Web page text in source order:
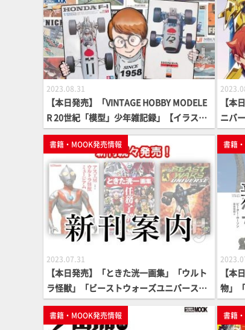
2023.08.31
【本日発売】「VINTAGE HOBBY MODELE
R 20世紀「模型」少年雑記録」【イラスト
コラム】
【本
ニバ
書籍・MOOK発売情報
2023.07.31
【本日発売】「ときた洸一画集」「ウルト
ラ怪獣」「ビーストウォーズユニバース」
見逃せない書籍が続々登場！
書籍
【本
物」
続々
書籍・MOOK発売情報 書籍